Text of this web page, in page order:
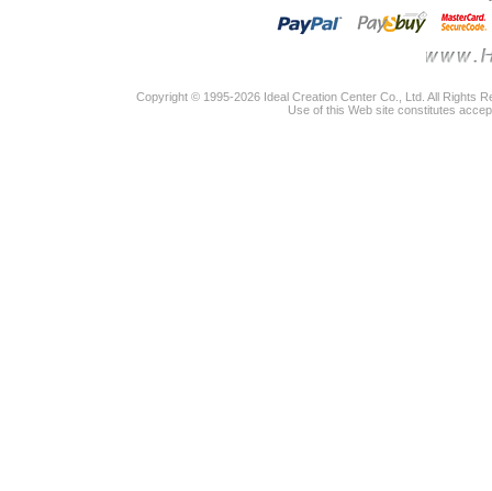
Copyright © 1995-2026 Ideal Creation Center Co., Ltd. All Rights
Use of this Web site constitutes